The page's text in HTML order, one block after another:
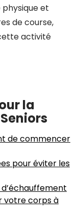
et
de course,
activité
la
de commencer
pour éviter les
votre corps à